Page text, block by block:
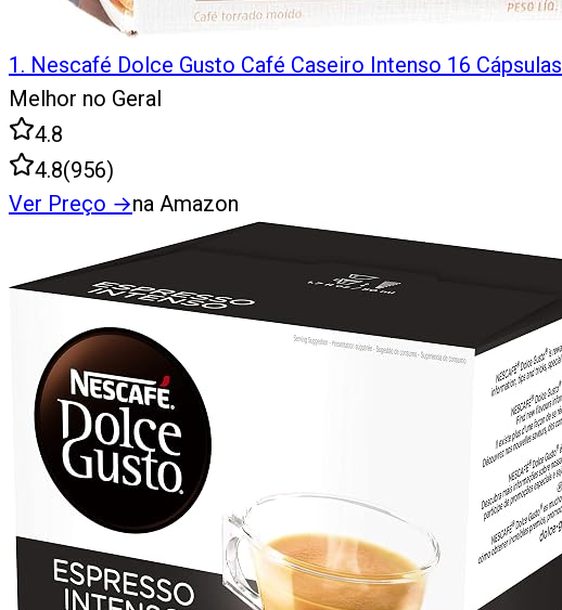
1 . Nescafé Dolce Gusto Café Caseiro Intenso 16 Cápsulas
Melhor no Geral
4.8
4.8(956)
Ver Preço →na Amazon